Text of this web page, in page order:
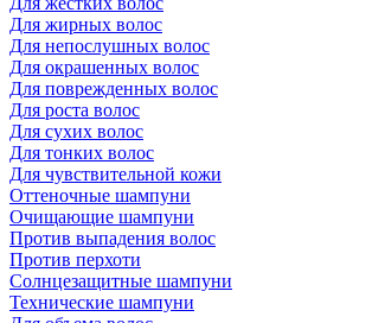
Для жирных волос
Для непослушных волос
Для окрашенных волос
Для поврежденных волос
Для роста волос
Для сухих волос
Для тонких волос
Для чувствительной кожи
Оттеночные шампуни
Очищающие шампуни
Против выпадения волос
Против перхоти
Солнцезащитные шампуни
Технические шампуни